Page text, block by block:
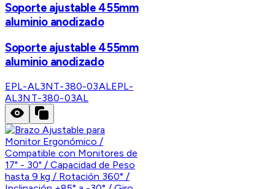
Soporte ajustable 455mm
aluminio anodizado
Soporte ajustable 455mm
aluminio anodizado
EPL-AL3NT-380-03ALEPL-
AL3NT-380-03AL